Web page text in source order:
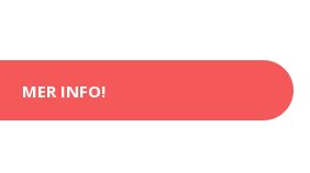
MER INFO!